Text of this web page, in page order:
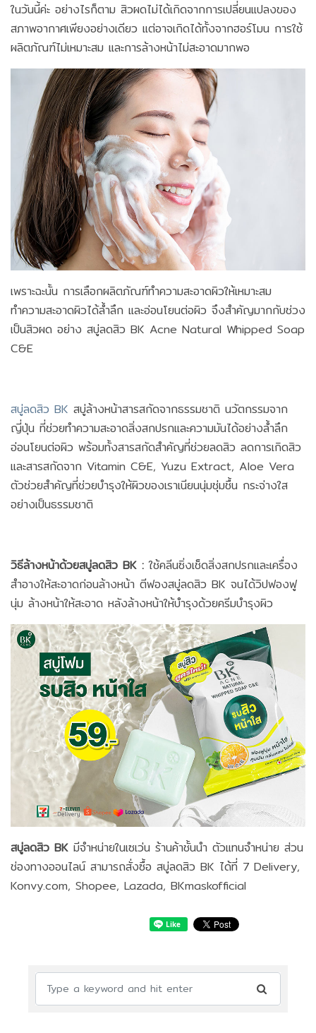
ในวันนี้ค่ะ อย่างไรก็ตาม สิวผดไม่ได้เกิดจากการเปลี่ยนแปลงของ
สภาพอากาศเพียงอย่างเดียว แต่อาจเกิดได้ทั้งจากฮอร์โมน การใช้
ผลิตภัณฑ์ไม่เหมาะสม และการล้างหน้าไม่สะอาดมากพอ
เพราะฉะนั้น การเลือกผลิตภัณฑ์ทำความสะอาดผิวให้เหมาะสม
ทำความสะอาดผิวได้ล้ำลึก และอ่อนโยนต่อผิว จึงสำคัญมากกับช่วง
เป็นสิวผด อย่าง สบู่ลดสิว BK Acne Natural Whipped Soap
C&E
สบู่ลดสิว BK สบู่ล้างหน้าสารสกัดจากธรรมชาติ นวัตกรรมจาก
ญี่ปุ่น ที่ช่วยทำความสะอาดสิ่งสกปรกและความมันได้อย่างล้ำลึก
อ่อนโยนต่อผิว พร้อมทั้งสารสกัดสำคัญที่ช่วยลดสิว ลดการเกิดสิว
และสารสกัดจาก Vitamin C&E, Yuzu Extract, Aloe Vera
ตัวช่วยสำคัญที่ช่วยบำรุงให้ผิวของเราเนียนนุ่มชุ่มชื้น กระจ่างใส
อย่างเป็นธรรมชาติ
วิธีล้างหน้าด้วยสบู่ลดสิว BK :ใช้คลีนซิ่งเช็ดสิ่งสกปรกและเครื่อง
สำอางให้สะอาดก่อนล้างหน้า ตีฟองสบู่ลดสิว BK จนได้วิปฟองฟู
นุ่ม ล้างหน้าให้สะอาด หลังล้างหน้าให้บำรุงด้วยครีมบำรุงผิว
สบู่ลดสิว BK มีจำหน่ายในเซเว่น ร้านค้าชั้นนำ ตัวแทนจำหน่าย ส่วน
ช่องทางออนไลน์ สามารถสั่งซื้อ สบู่ลดสิว BK ได้ที่ 7 Delivery,
Konvy.com, Shopee, Lazada, BKmaskofficial